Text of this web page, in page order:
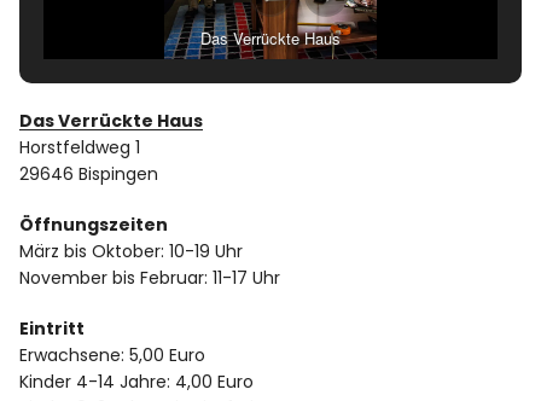
Das Verrückte Haus
Das Verrückte Haus
Horstfeldweg 1
29646 Bispingen
Öffnungszeiten
März bis Oktober: 10-19 Uhr
November bis Februar: 11-17 Uhr
Eintritt
Erwachsene: 5,00 Euro
Kinder 4-14 Jahre: 4,00 Euro